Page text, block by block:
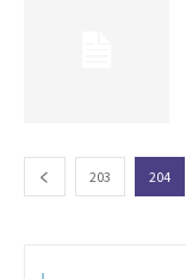
203 204